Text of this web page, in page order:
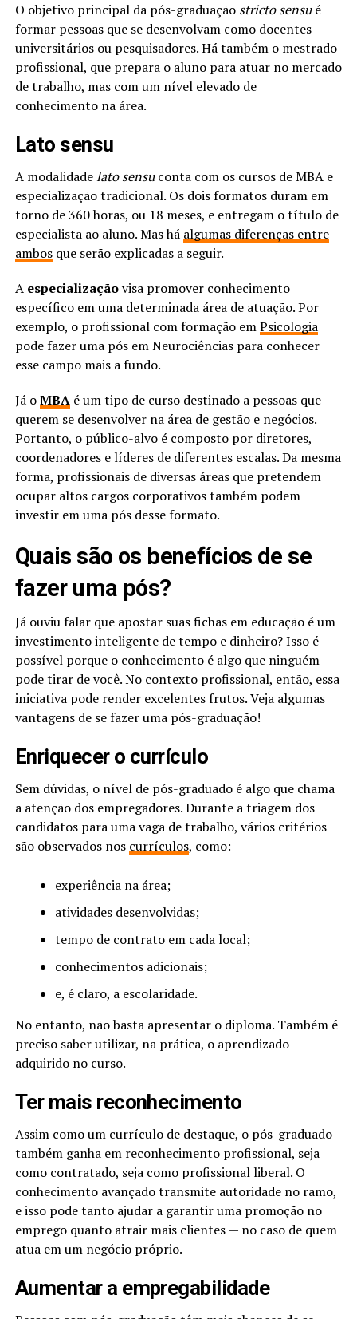
O objetivo principal da pós-graduação stricto sensué
formar pessoas que se desenvolvam como docentes
universitários ou pesquisadores. Há também o mestrado
profissional, que prepara o aluno para atuar no mercado
de trabalho, mas com um nível elevado de
conhecimento na área.
Lato sensu
A modalidadelato sensuconta com os cursos de MBA e
especialização tradicional. Os dois formatos duram em
torno de 360 horas, ou 18 meses, e entregam o título de
especialista ao aluno. Mas há algumas diferenças entre
ambosque serão explicadas a seguir.
A especializaçãovisa promover conhecimento
específico em uma determinada área de atuação. Por
exemplo, o profissional com formação emPsicologia
pode fazer uma pós em Neurociências para conhecer
esse campo mais a fundo.
Já oMBAé um tipo de curso destinado a pessoas que
querem se desenvolver na área de gestão e negócios.
Portanto, o público-alvo é composto por diretores,
coordenadores e líderes de diferentes escalas. Da mesma
forma, profissionais de diversas áreas que pretendem
ocupar altos cargos corporativos também podem
investir em uma pós desse formato.
Quais são os benefícios de se
fazer uma pós?
Já ouviu falar que apostar suas fichas em educação é um
investimento inteligente de tempo e dinheiro? Isso é
possível porque o conhecimento é algo que ninguém
pode tirar de você. No contexto profissional, então, essa
iniciativa pode render excelentes frutos. Veja algumas
vantagens de se fazer uma pós-graduação!
Enriquecer o currículo
Sem dúvidas, o nível de pós-graduado é algo que chama
a atenção dos empregadores. Durante a triagem dos
candidatos para uma vaga de trabalho, vários critérios
são observados nos currículos, como:
experiência na área;
atividades desenvolvidas;
tempo de contrato em cada local;
conhecimentos adicionais;
e, é claro, a escolaridade.
No entanto, não basta apresentar o diploma. Também é
preciso saber utilizar, na prática, o aprendizado
adquirido no curso.
Ter mais reconhecimento
Assim como um currículo de destaque, o pós-graduado
também ganha em reconhecimento profissional, seja
como contratado, seja como profissional liberal. O
conhecimento avançado transmite autoridade no ramo,
e isso pode tanto ajudar a garantir uma promoção no
emprego quanto atrair mais clientes — no caso de quem
atua em um negócio próprio.
Aumentar a empregabilidade